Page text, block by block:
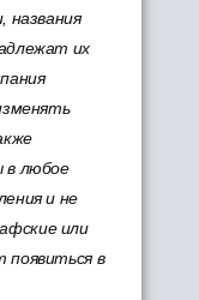
названия
их
в любое
и не
или
появиться в